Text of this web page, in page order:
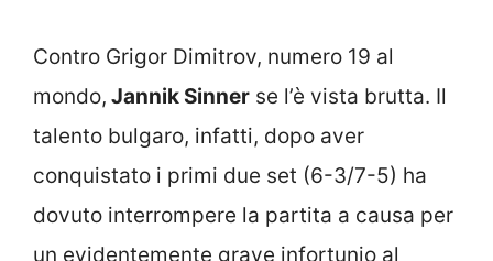
Contro Grigor Dimitrov, numero 19 al
mondo, Jannik Sinner se l’è vista brutta. Il
talento bulgaro, infatti, dopo aver
conquistato i primi due set (6-3/7-5) ha
dovuto interrompere la partita a causa per
un evidentemente grave infortunio al